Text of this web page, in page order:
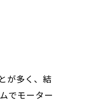
が多く、結
でモーター